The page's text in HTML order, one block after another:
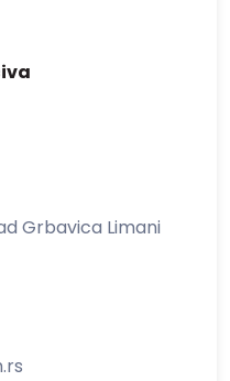
Grbavica Limani